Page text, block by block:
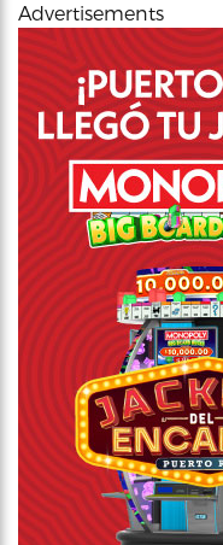
Advertisements